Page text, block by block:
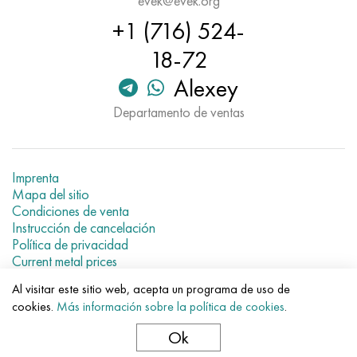
+1 (716) 524-
18-72
Alexey
Departamento de ventas
Imprenta
Mapa del sitio
Condiciones de venta
Instrucción de cancelación
Política de privacidad
Current metal prices
© 2007–2026 «Evek GmbH»
El uso de los materiales de la web sin enlaces directos para el
Al visitar este sitio web, acepta un programa de uso de
cookies. Más información sobre la política de cookies.
Ok
udimet 500
udimet 720
40XFA, 1.7223, AISI 4142
45HN2MFA, k2425, 45hnmf